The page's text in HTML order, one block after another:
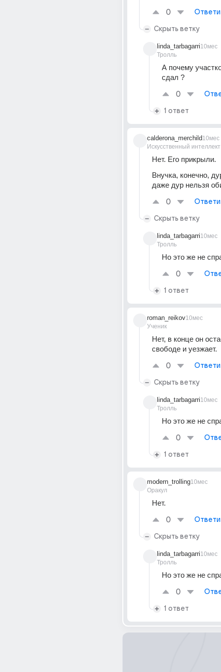
0
Скрыть ветку
linda_tarbagarri
Тролль
10мес
А почему
сдал ?
0
1 ответ
calderona_merchild
Искусственный интеллект
10мес
Нет. Его прикрыли.
Внучка, конечно,
даже дур нельзя
0
Скрыть ветку
linda_tarbagarri
Тролль
10мес
Но это же не
0
1 ответ
roman_reikov
Ученик
10мес
Нет, в конце он
свободе и уезжает.
0
Скрыть ветку
linda_tarbagarri
Тролль
10мес
Но это же не
0
1 ответ
modern_trolling
Оракул
10мес
Нет.
0
Скрыть ветку
linda_tarbagarri
Тролль
10мес
Но это же не
0
1 ответ